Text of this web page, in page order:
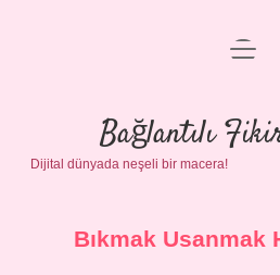
Anasayfa
Gizlilik
Yasal Uyarı
Bağlantılı
Dijital dünyada neşeli bir macera!
Bıkmak Usanmak